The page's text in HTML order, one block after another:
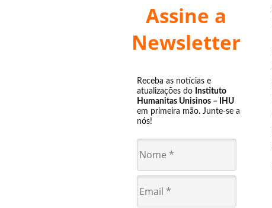
Assine a
Newsletter
Receba as notícias e
atualizações do Instituto
Humanitas Unisinos – IHU
em primeira mão. Junte-se a
nós!